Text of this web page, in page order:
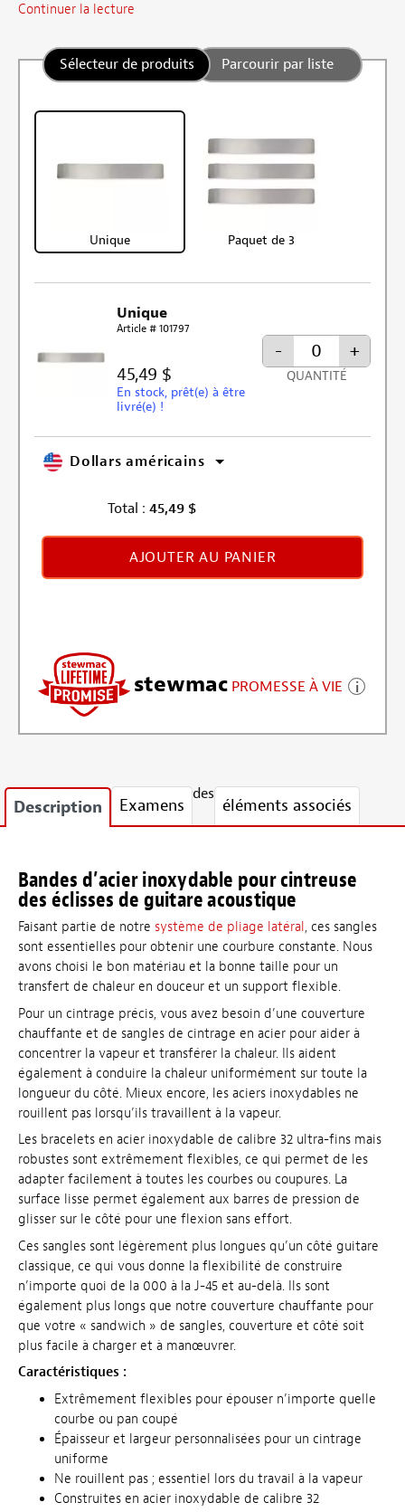
Continuer la lecture
Sélecteur de produits Parcourir par liste
Unique Paquet de 3
Unique
Article # 101797
45,49 $
En stock, prêt(e) à être
livré(e) !
- +
QUANTITÉ
Dollars américains
Total : 45,49 $
AJOUTER AU PANIER
stewmac PROMESSE À VIE
Description Examens
des
éléments associés
Bandes d’acier inoxydable pour cintreuse
des éclisses de guitare acoustique
Faisant partie de notre système de pliage latéral, ces sangles
sont essentielles pour obtenir une courbure constante. Nous
avons choisi le bon matériau et la bonne taille pour un
transfert de chaleur en douceur et un support flexible.
Pour un cintrage précis, vous avez besoin d’une couverture
chauffante et de sangles de cintrage en acier pour aider à
concentrer la vapeur et transférer la chaleur. Ils aident
également à conduire la chaleur uniformément sur toute la
longueur du côté. Mieux encore, les aciers inoxydables ne
rouillent pas lorsqu’ils travaillent à la vapeur.
Les bracelets en acier inoxydable de calibre 32 ultra-fins mais
robustes sont extrêmement flexibles, ce qui permet de les
adapter facilement à toutes les courbes ou coupures. La
surface lisse permet également aux barres de pression de
glisser sur le côté pour une flexion sans effort.
Ces sangles sont légèrement plus longues qu’un côté guitare
classique, ce qui vous donne la flexibilité de construire
n’importe quoi de la 000 à la J-45 et au-delà. Ils sont
également plus longs que notre couverture chauffante pour
que votre « sandwich » de sangles, couverture et côté soit
plus facile à charger et à manœuvrer.
Caractéristiques :
Extrêmement flexibles pour épouser n’importe quelle
courbe ou pan coupé
Épaisseur et largeur personnalisées pour un cintrage
uniforme
Ne rouillent pas ; essentiel lors du travail à la vapeur
Construites en acier inoxydable de calibre 32